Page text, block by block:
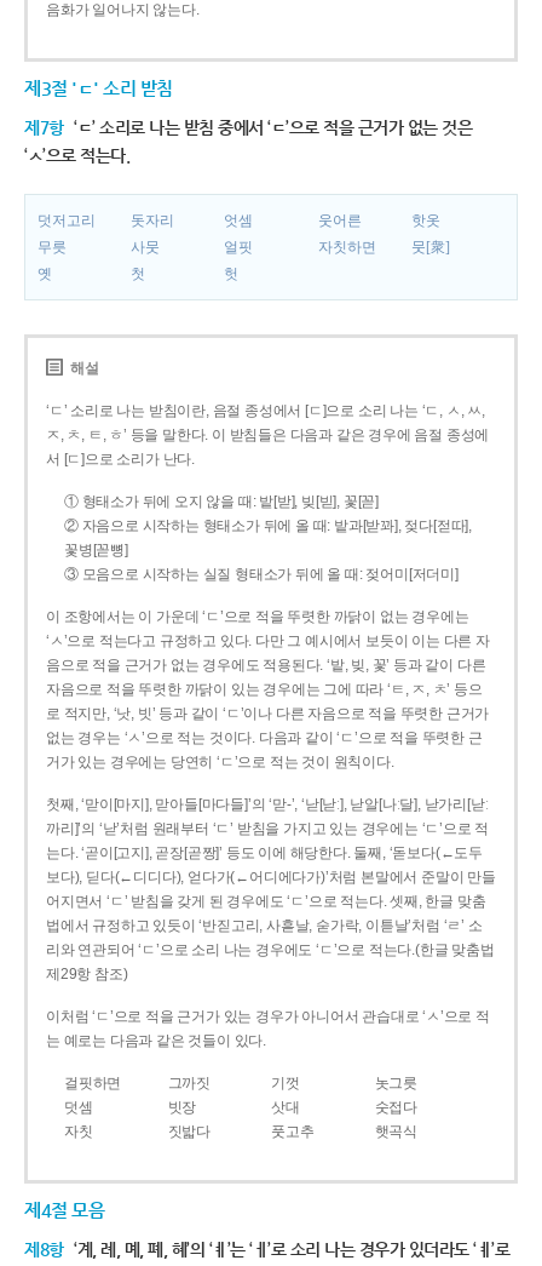
음화가 일어나지 않는다.
제3절 'ㄷ' 소리 받침
제7항 ‘ㄷ’ 소리로 나는 받침 중에서 ‘ㄷ’으로 적을 근거가 없는 것은
‘ㅅ’으로 적는다.
덧저고리 돗자리 엇셈 웃어른
핫옷
무릇
사뭇 얼핏 자칫하면
뭇[衆]
옛
첫 헛
해설
‘ㄷ’ 소리로 나는 받침이란, 음절 종성에서 [ㄷ]으로 소리 나는 ‘ㄷ, ㅅ, ㅆ,
ㅈ, ㅊ, ㅌ, ㅎ’ 등을 말한다. 이 받침들은 다음과 같은 경우에 음절 종성에
서 [ㄷ]으로 소리가 난다.
① 형태소가 뒤에 오지 않을 때: 밭[받], 빚[빋], 꽃[꼳]
② 자음으로 시작하는 형태소가 뒤에 올 때: 밭과[받꽈], 젖다[젇따],
꽃병[꼳뼝]
③ 모음으로 시작하는 실질 형태소가 뒤에 올 때: 젖어미[저더미]
이 조항에서는 이 가운데 ‘ㄷ’으로 적을 뚜렷한 까닭이 없는 경우에는
‘ㅅ’으로 적는다고 규정하고 있다. 다만 그 예시에서 보듯이 이는 다른 자
음으로 적을 근거가 없는 경우에도 적용된다. ‘밭, 빚, 꽃’ 등과 같이 다른
자음으로 적을 뚜렷한 까닭이 있는 경우에는 그에 따라 ‘ㅌ, ㅈ, ㅊ’ 등으
로 적지만, ‘낫, 빗’ 등과 같이 ‘ㄷ’이나 다른 자음으로 적을 뚜렷한 근거가
없는 경우는 ‘ㅅ’으로 적는 것이다. 다음과 같이 ‘ㄷ’으로 적을 뚜렷한 근
거가 있는 경우에는 당연히 ‘ㄷ’으로 적는 것이 원칙이다.
첫째, ‘맏이[마지], 맏아들[마다들]’의 ‘맏-’, ‘낟[낟ː], 낟알[나ː달], 낟가리[낟ː
까리]’의 ‘낟’처럼 원래부터 ‘ㄷ’ 받침을 가지고 있는 경우에는 ‘ㄷ’으로 적
는다. ‘곧이[고지], 곧장[곧짱]’ 등도 이에 해당한다. 둘째, ‘돋보다(←도두
보다), 딛다(←디디다), 얻다가(←어디에다가)’처럼 본말에서 준말이 만들
어지면서 ‘ㄷ’ 받침을 갖게 된 경우에도 ‘ㄷ’으로 적는다. 셋째, 한글 맞춤
법에서 규정하고 있듯이 ‘반짇고리, 사흗날, 숟가락, 이튿날’처럼 ‘ㄹ’ 소
리와 연관되어 ‘ㄷ’으로 소리 나는 경우에도 ‘ㄷ’으로 적는다.(한글 맞춤법
제29항 참조)
이처럼 ‘ㄷ’으로 적을 근거가 있는 경우가 아니어서 관습대로 ‘ㅅ’으로 적
는 예로는 다음과 같은 것들이 있다.
걸핏하면 그까짓 기껏
놋그릇
덧셈
빗장 삿대
숫접다
자칫
짓밟다 풋고추 햇곡식
제4절 모음
제8항 ‘계, 례, 몌, 폐, 혜’의 ‘ㅖ’는 ‘ㅔ’로 소리 나는 경우가 있더라도 ‘ㅖ’로